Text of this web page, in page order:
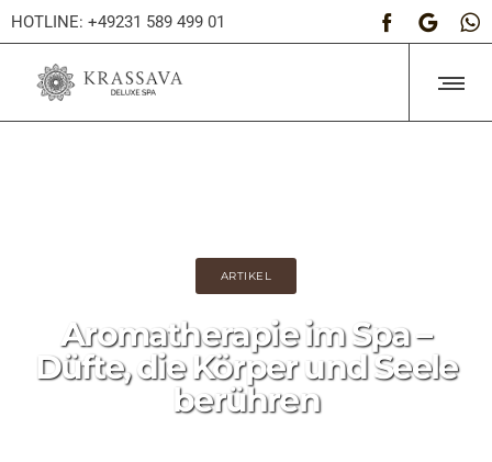
HOTLINE: +49231 589 499 01
ARTIKEL
Aromatherapie im Spa –
Düfte, die Körper und Seele
berühren